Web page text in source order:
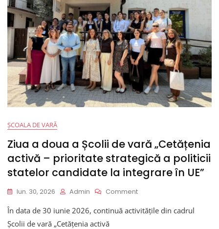
ȘCOALA DE VARĂ
Ziua a doua a Școlii de vară „Cetățenia
activă – prioritate strategică a politicii
statelor candidate la integrare în UE”
Iun. 30, 2026 Admin CommentOn
A
În data de 30 iunie 2026, continuă activitățile din cadrul
Școlii de vară „Cetățenia activă